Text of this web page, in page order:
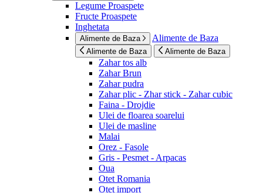
Legume Proaspete
Fructe Proaspete
Inghetata
Alimente de Baza Alimente de Baza
Alimente de Baza Alimente de Baza
Zahar tos alb
Zahar Brun
Zahar pudra
Zahar plic - Zhar stick - Zahar cubic
Faina - Drojdie
Ulei de floarea soarelui
Ulei de masline
Malai
Orez - Fasole
Gris - Pesmet - Arpacas
Oua
Otet Romania
Otet import